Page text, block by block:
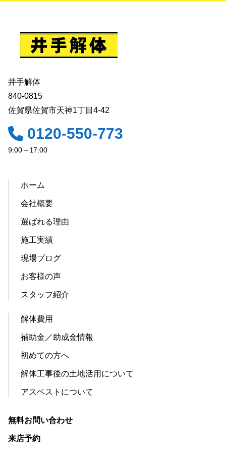
井手解体
840-0815
佐賀県佐賀市天神1丁目4-42
0120-550-773
9:00～17:00
ホーム
会社概要
選ばれる理由
施工実績
現場ブログ
お客様の声
スタッフ紹介
解体費用
補助金／助成金情報
初めての方へ
解体工事後の土地活用について
アスベストについて
無料お問い合わせ
来店予約